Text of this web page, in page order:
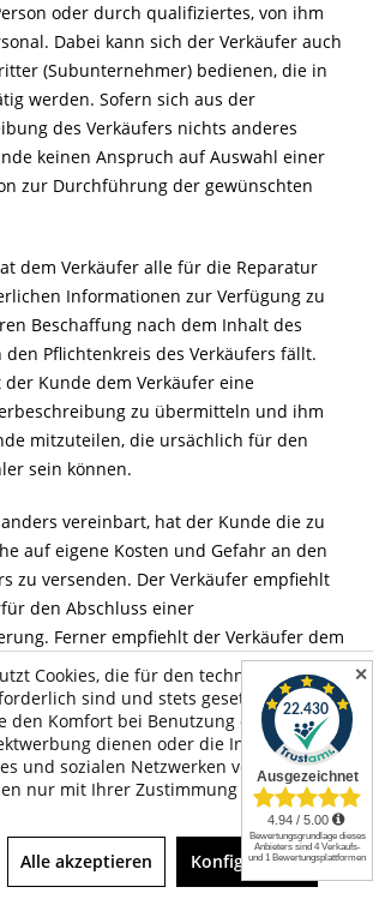
oder durch qualifiziertes, von ihm
Dabei kann sich der Verkäufer auch
(Subunternehmer) bedienen, die in
werden. Sofern sich aus der
des Verkäufers nichts anderes
keinen Anspruch auf Auswahl einer
zur Durchführung der gewünschten
dem Verkäufer alle für die Reparatur
Informationen zur Verfügung zu
Beschaffung nach dem Inhalt des
Pflichtenkreis des Verkäufers fällt.
Kunde dem Verkäufer eine
zu übermitteln und ihm
mitzuteilen, die ursächlich für den
sein können.
vereinbart, hat der Kunde die zu
auf eigene Kosten und Gefahr an den
zu versenden. Der Verkäufer empfiehlt
den Abschluss einer
Ferner empfiehlt der Verkäufer dem
in einer geeigneten Transportverpackung
das Risiko von Transportschäden zu
Inhalt der Verpackung zu verbergen.
Transportschäden wird der Verkäufer
informieren, damit dieser seine
Transporteur bestehenden Rechte
der Sache erfolgt auf Kosten des
✕
Cookies, die für den technischen Betrieb
sind und stets gesetzt werden.
den Komfort bei Benutzung dieser Website
dienen oder die Interaktion mit
und sozialen Netzwerken vereinfachen
nur mit Ihrer Zustimmung gesetzt.
Alle akzeptieren Konfigurieren